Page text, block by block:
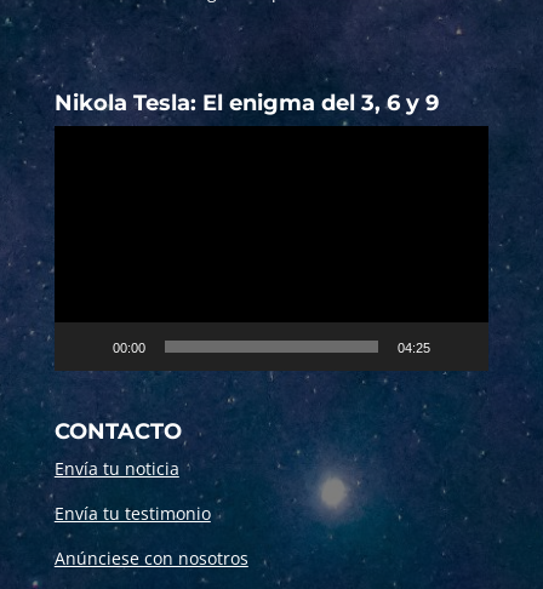
Nikola Tesla: El enigma del 3, 6 y 9
00:00 04:25
CONTACTO
Envía tu noticia
Envía tu testimonio
Anúnciese con nosotros